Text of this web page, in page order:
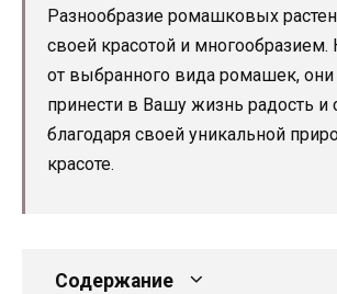
Разнообразие ромашковых
своей красотой и
от выбранного вида ромашек,
принести в Вашу жизнь радость и
благодаря своей уникальной
красоте.
Содержание